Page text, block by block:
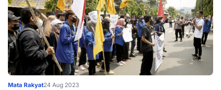
Mata Rakyat24 Aug 2023